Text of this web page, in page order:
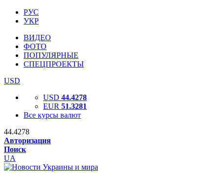
РУС
УКР
ВИДЕО
ФОТО
ПОПУЛЯРНЫЕ
СПЕЦПРОЕКТЫ
USD
USD 44.4278
EUR 51.3281
Все курсы валют
44.4278
Авторизация
Поиск
UA